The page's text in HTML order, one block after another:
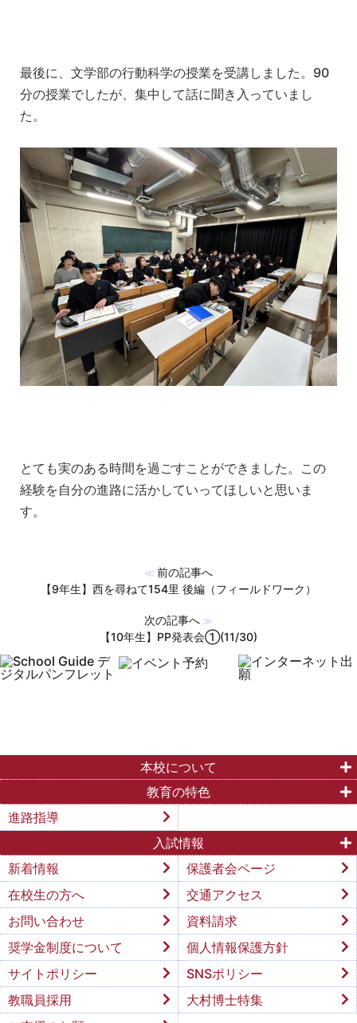
最後に、文学部の行動科学の授業を受講しました。90
分の授業でしたが、集中して話に聞き入っていまし
た。
とても実のある時間を過ごすことができました。この
経験を自分の進路に活かしていってほしいと思いま
す。
≪ 前の記事へ
【9年生】西を尋ねて154里 後編（フィールドワーク）
次の記事へ ≫
【10年生】PP発表会①(11/30)
本校について
教育の特色
進路指導
入試情報
新着情報
保護者会ページ
在校生の方へ
交通アクセス
お問い合わせ
資料請求
奨学金制度について
個人情報保護方針
サイトポリシー
SNSポリシー
教職員採用
大村博士特集